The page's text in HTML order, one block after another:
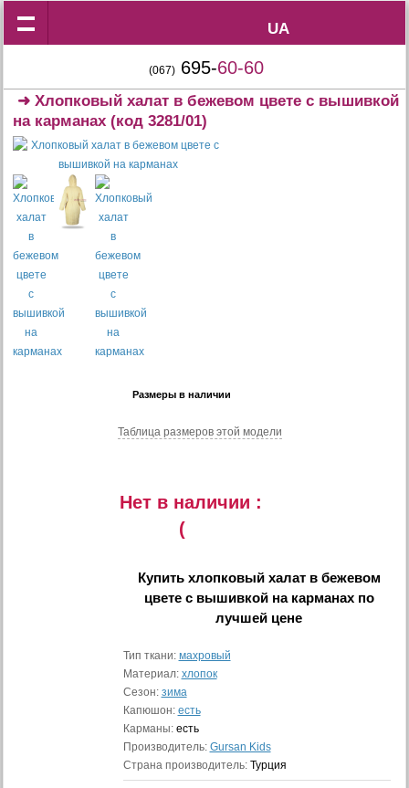
UA
UA
(067) 695-60-60
➜Хлопковый халат в бежевом цвете с вышивкой
на карманах (код 3281/01)
Размеры в наличии
Таблица размеров этой модели
Нет в наличии :
(
Купить хлопковый халат в бежевом
цвете с вышивкой на карманахпо
лучшей цене
Тип ткани: махровый
Материал: хлопок
Сезон: зима
Капюшон: есть
Карманы: есть
Производитель: Gursan Kids
Страна производитель: Турция